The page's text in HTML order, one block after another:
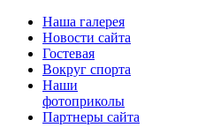
Наша галерея
Новости сайта
Гостевая
Вокруг спорта
Наши
фотоприколы
Партнеры сайта